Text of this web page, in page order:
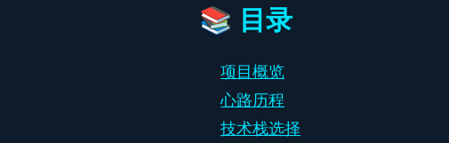
📚 目录
项目概览
心路历程
技术栈选择